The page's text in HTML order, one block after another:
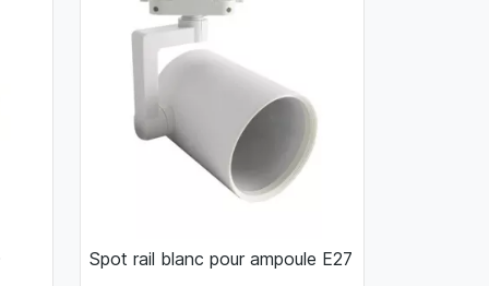
 Aperçu rapide
Spot rail blanc pour ampoule E27